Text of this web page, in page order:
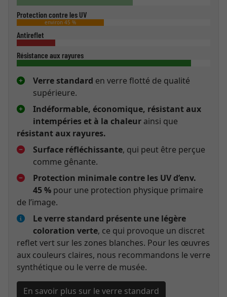
Protection contre les UV
environ 45 %
Antireflet
Résistance aux rayures
Verre standard en verre flotté de qualité
supérieure.
Indéformable, économique, résistant aux
intempéries et à la chaleur ainsi que
résistant aux rayures.
Surface réfléchissante, qui peut être perçue
comme gênante.
Protection minimale contre les UV d’env.
45 % pour une protection physique primaire
de l’image.
Le verre standard présente une légère
coloration verte, ce qui provoque un discret
reflet vert sur les zones blanches. Pour les œuvres
aux couleurs claires, nous recommandons le verre
synthétique ou le verre de musée.
En savoir plus sur le verre standard